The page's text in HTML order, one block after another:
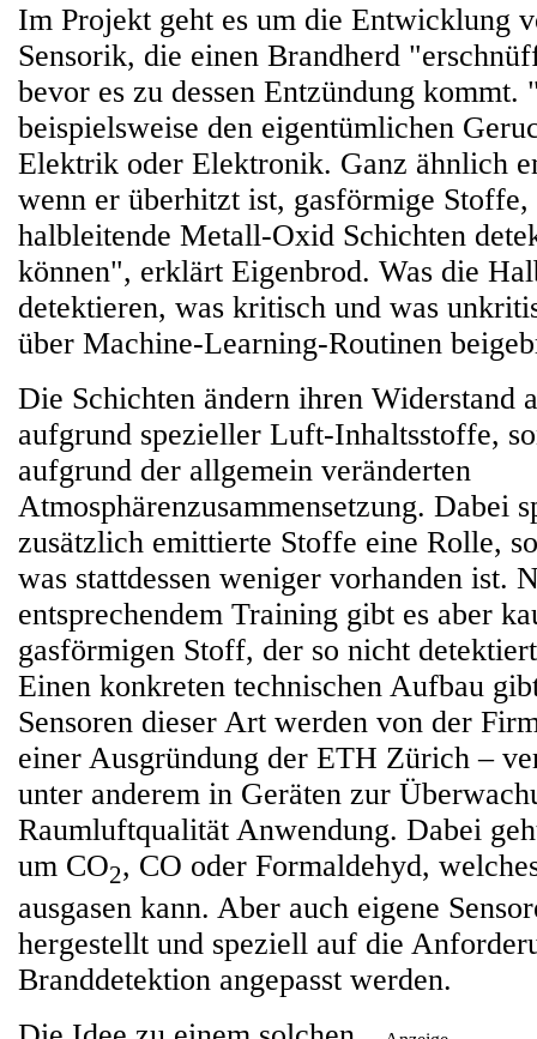
Im Projekt geht es um die Entwicklung
Sensorik, die einen Brandherd
bevor es zu dessen Entzündung kommt.
beispielsweise den eigentümlichen
Elektrik oder Elektronik. Ganz ähnlich
wenn er überhitzt ist, gasförmige
halbleitende Metall-Oxid Schichten
können", erklärt Eigenbrod. Was die
detektieren, was kritisch und was
über Machine-Learning-Routinen
Die Schichten ändern ihren Widerstand
aufgrund spezieller Luft-Inhaltsstoffe,
aufgrund der allgemein veränderten
Atmosphärenzusammensetzung. Dabei
zusätzlich emittierte Stoffe eine Rolle,
was stattdessen weniger vorhanden ist.
entsprechendem Training gibt es aber
gasförmigen Stoff, der so nicht
Einen konkreten technischen Aufbau
Sensoren dieser Art werden von der
einer Ausgründung der ETH Zürich –
unter anderem in Geräten zur
Raumluftqualität Anwendung. Dabei
um CO2, CO oder Formaldehyd,
ausgasen kann. Aber auch eigene
hergestellt und speziell auf die
Branddetektion angepasst werden.